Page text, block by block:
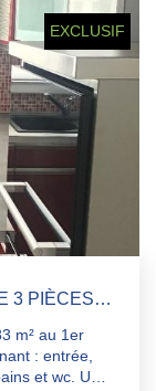
EXCLUSIF
APPARTEMENT EPINAY SUR ORGE 3 PIÈCES 61.83 M2
m² au 1er
: entrée,
et wc. Une